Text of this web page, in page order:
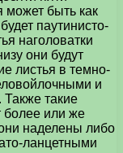
может быть как
паутинисто-
наголоватки
они будут
листья в темно-
и
такие
более или же
наделены либо
ланцетными